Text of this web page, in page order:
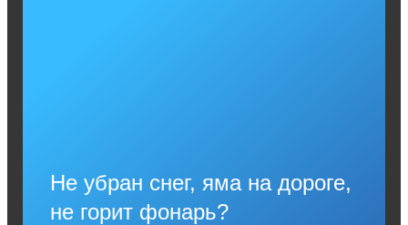
Не убран снег, яма на дороге,
не горит фонарь?